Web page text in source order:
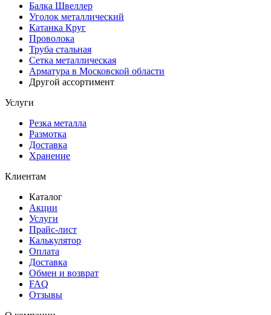
Балка Швеллер
Уголок металлический
Катанка Круг
Проволока
Труба стальная
Сетка металлическая
Арматура в Московской области
Другой ассортимент
Услуги
Резка металла
Размотка
Доставка
Хранение
Клиентам
Каталог
Акции
Услуги
Прайс-лист
Калькулятор
Оплата
Доставка
Обмен и возврат
FAQ
Отзывы